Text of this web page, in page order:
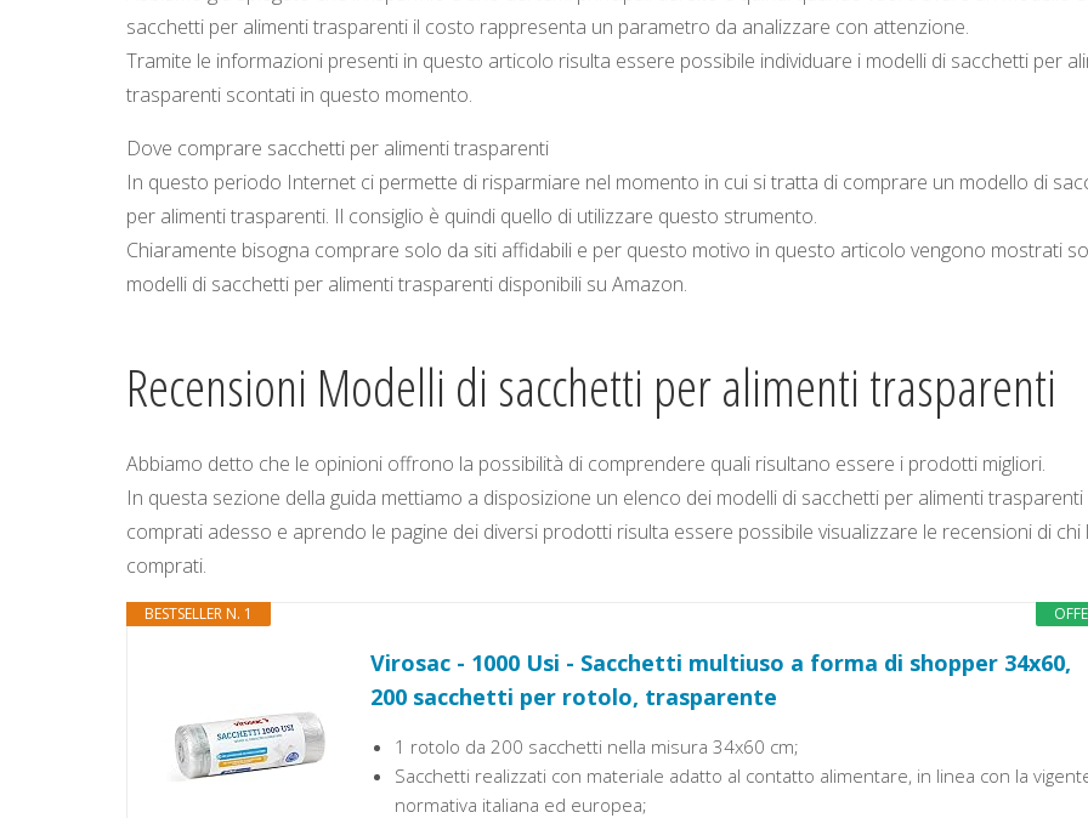
sacchetti per alimenti trasparenti il costo rappresenta un parametro da analizzare con attenzione.
Tramite le informazioni presenti in questo articolo risulta essere possibile individuare i modelli di sacchetti per
trasparenti scontati in questo momento.
Dove comprare sacchetti per alimenti trasparenti
In questo periodo Internet ci permette di risparmiare nel momento in cui si tratta di comprare un modello di
per alimenti trasparenti. Il consiglio è quindi quello di utilizzare questo strumento.
Chiaramente bisogna comprare solo da siti affidabili e per questo motivo in questo articolo vengono mostrati
modelli di sacchetti per alimenti trasparenti disponibili su Amazon.
Recensioni Modelli di sacchetti per alimenti trasparenti
Abbiamo detto che le opinioni offrono la possibilità di comprendere quali risultano essere i prodotti migliori.
In questa sezione della guida mettiamo a disposizione un elenco dei modelli di sacchetti per alimenti trasparenti
comprati adesso e aprendo le pagine dei diversi prodotti risulta essere possibile visualizzare le recensioni di chi
comprati.
BESTSELLER N. 1
Virosac - 1000 Usi - Sacchetti multiuso a forma di shopper 34x60,
200 sacchetti per rotolo, trasparente
1 rotolo da 200 sacchetti nella misura 34x60 cm;
Sacchetti realizzati con materiale adatto al contatto alimentare, in linea con la
normativa italiana ed europea;